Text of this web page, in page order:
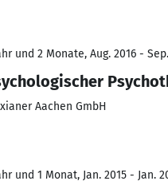
und 2 Monate, Aug. 2016 -
Aachen GmbH
und 1 Monat, Jan. 2015 - Jan.